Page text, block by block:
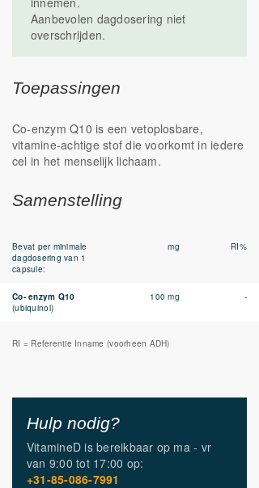
Aanbevolen dagdosering niet
overschrijden.
Toepassingen
Co-enzym Q10 is een vetoplosbare,
vitamine-achtige stof die voorkomt in iedere
cel in het menselijk lichaam.
Samenstelling
Bevat per minimale
dagdosering van 1
capsule:
mg RI%
Co- enzym Q10
(ubiquinol)
100 mg -
RI = Referentie Inname (voorheen ADH)
Hulp nodig?
VitamineD is bereikbaar op ma - vr
van 9:00 tot 17:00 op:
+31-85-086-7991